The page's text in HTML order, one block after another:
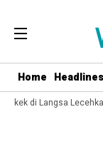
Home Headlines
Kakek di Langsa